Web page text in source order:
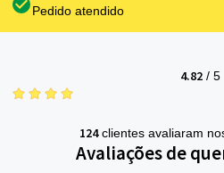
Pedido atendido
4.82/ 5
124clientes avaliaram
Avaliações de